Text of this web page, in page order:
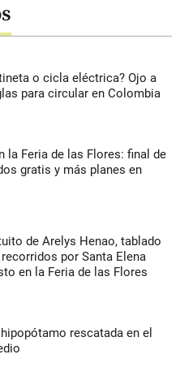
o cicla eléctrica? Ojo a
para circular en Colombia
la Feria de las Flores: final de
gratis y más planes en
de Arelys Henao, tablado
por Santa Elena
en la Feria de las Flores
rescatada en el